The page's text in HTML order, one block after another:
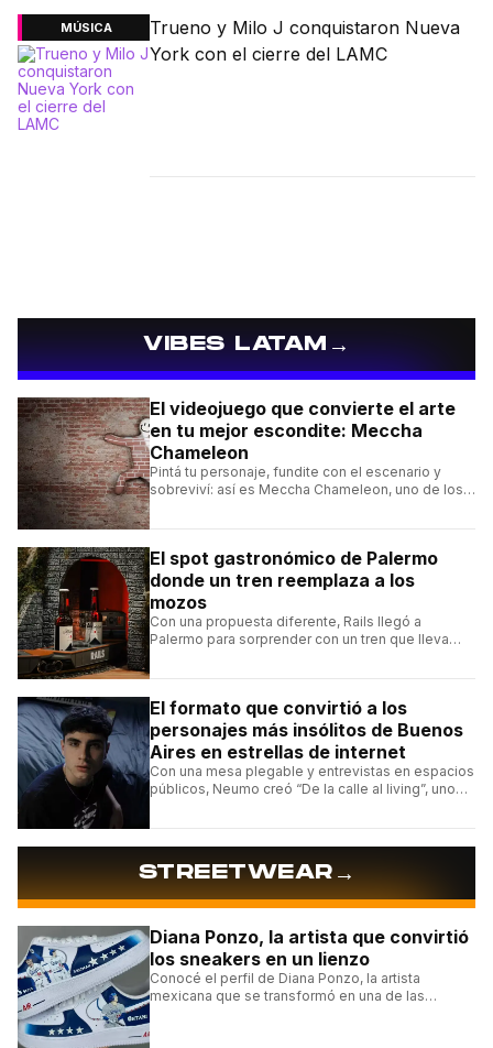
MÚSICA
Trueno y Milo J conquistaron Nueva
York con el cierre del LAMC
VIBES LATAM →
El videojuego que convierte el arte
en tu mejor escondite: Meccha
Chameleon
Pintá tu personaje, fundite con el escenario y
sobreviví: así es Meccha Chameleon, uno de los
El spot gastronómico de Palermo
donde un tren reemplaza a los
mozos
Con una propuesta diferente, Rails llegó a
Palermo para sorprender con un tren que lleva
El formato que convirtió a los
personajes más insólitos de Buenos
Aires en estrellas de internet
Con una mesa plegable y entrevistas en espacios
públicos, Neumo creó “De la calle al living”, uno
STREETWEAR→
Diana Ponzo, la artista que convirtió
los sneakers en un lienzo
Conocé el perfil de Diana Ponzo, la artista
mexicana que se transformó en una de las